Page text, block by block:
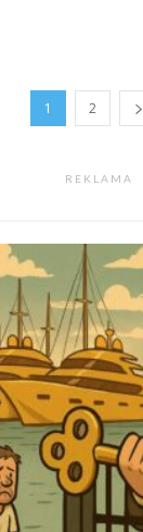
1 2
R E K L A M A